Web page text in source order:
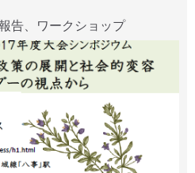
告、ワークショップ